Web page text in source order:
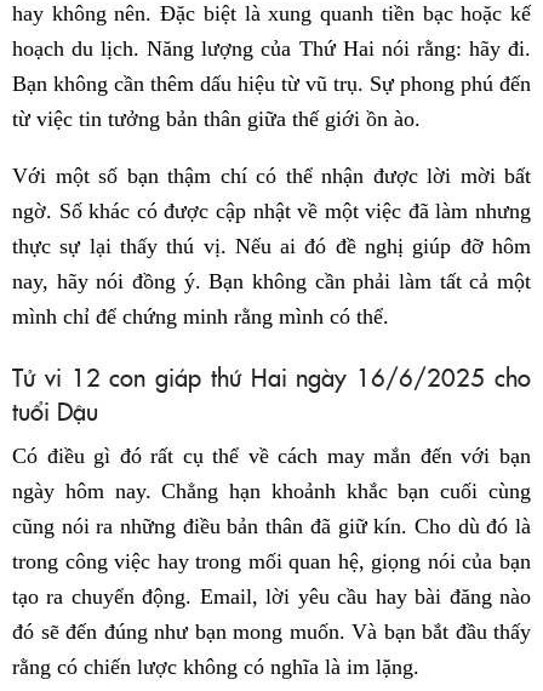
hay không nên. Đặc biệt là xung quanh tiền bạc hoặc kế
hoạch du lịch. Năng lượng của Thứ Hai nói rằng: hãy đi.
Bạn không cần thêm dấu hiệu từ vũ trụ. Sự phong phú đến
từ việc tin tưởng bản thân giữa thế giới ồn ào.
Với một số bạn thậm chí có thể nhận được lời mời bất
ngờ. Số khác có được cập nhật về một việc đã làm nhưng
thực sự lại thấy thú vị. Nếu ai đó đề nghị giúp đỡ hôm
nay, hãy nói đồng ý. Bạn không cần phải làm tất cả một
mình chỉ để chứng minh rằng mình có thể.
Tử vi 12 con giáp thứ Hai ngày 16/6/2025 cho
tuổi Dậu
Có điều gì đó rất cụ thể về cách may mắn đến với bạn
ngày hôm nay. Chẳng hạn khoảnh khắc bạn cuối cùng
cũng nói ra những điều bản thân đã giữ kín. Cho dù đó là
trong công việc hay trong mối quan hệ, giọng nói của bạn
tạo ra chuyển động. Email, lời yêu cầu hay bài đăng nào
đó sẽ đến đúng như bạn mong muốn. Và bạn bắt đầu thấy
rằng có chiến lược không có nghĩa là im lặng.